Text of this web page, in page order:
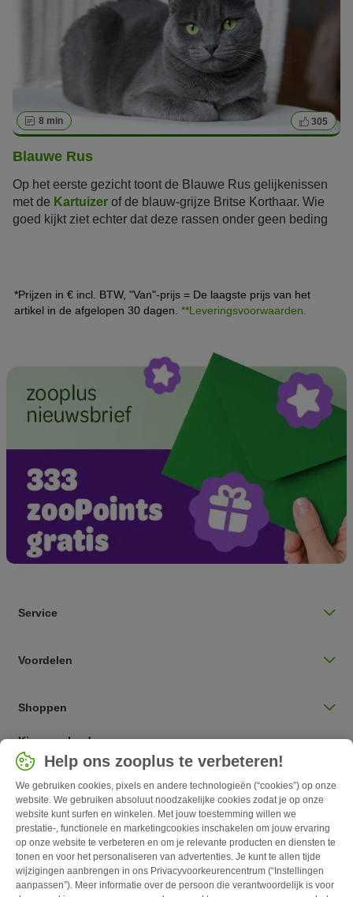
8 min 305
Blauwe Rus
Op het eerste gezicht toont de Blauwe Rus gelijkenissen
met de Kartuizer of de blauw-grijze Britse Korthaar. Wie
goed kijkt ziet echter dat deze rassen onder geen beding
*Prijzen in € incl. BTW, "Van"-prijs = De laagste prijs van het
artikel in de afgelopen 30 dagen. **Leveringsvoorwaarden.
Service
Voordelen
Shoppen
Kies een land
Nederlands / NL
Follow zooplus
Help ons zooplus te verbeteren!
We gebruiken cookies, pixels en andere technologieën (“cookies”) op onze
website. We gebruiken absoluut noodzakelijke cookies zodat je op onze
website kunt surfen en winkelen. Met jouw toestemming willen we
prestatie-, functionele en marketingcookies inschakelen om jouw ervaring
op onze website te verbeteren en om je relevante producten en diensten te
tonen en voor het personaliseren van advertenties. Je kunt te allen tijde
wijzigingen aanbrengen in ons Privacyvoorkeurencentrum (“Instellingen
aanpassen”). Meer informatie over de persoon die verantwoordelijk is voor